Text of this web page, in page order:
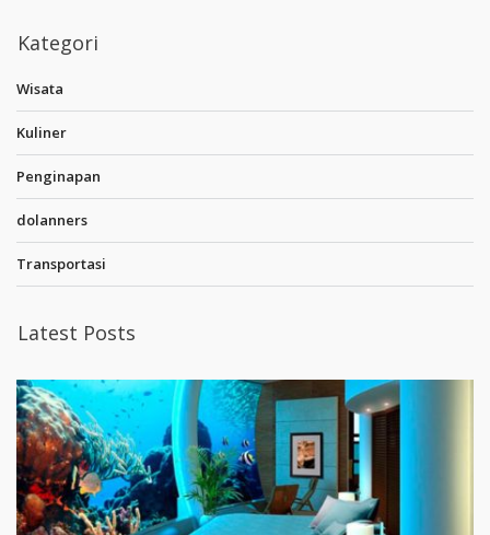
Kategori
Wisata
Kuliner
Penginapan
dolanners
Transportasi
Latest Posts